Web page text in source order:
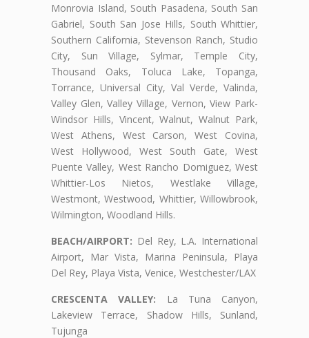
Monrovia Island, South Pasadena, South San
Gabriel, South San Jose Hills, South Whittier,
Southern California, Stevenson Ranch, Studio
City, Sun Village, Sylmar, Temple City,
Thousand Oaks, Toluca Lake, Topanga,
Torrance, Universal City, Val Verde, Valinda,
Valley Glen, Valley Village, Vernon, View Park-
Windsor Hills, Vincent, Walnut, Walnut Park,
West Athens, West Carson, West Covina,
West Hollywood, West South Gate, West
Puente Valley, West Rancho Domiguez, West
Whittier-Los Nietos, Westlake Village,
Westmont, Westwood, Whittier, Willowbrook,
Wilmington, Woodland Hills.
BEACH/AIRPORT: Del Rey, L.A. International
Airport, Mar Vista, Marina Peninsula, Playa
Del Rey, Playa Vista, Venice, Westchester/LAX
CRESCENTA VALLEY: La Tuna Canyon,
Lakeview Terrace, Shadow Hills, Sunland,
Tujunga